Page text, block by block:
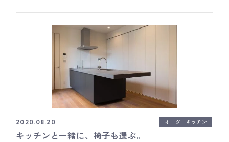
に厚みを持たせることで重厚感を出すと共に、リビングやダイニン
グから見たときに、家具として存在感が出るようにしてみました。
キッチンカウンターは、ホワイトの人工大理石をベースに、天板と
ボウルのシームレス仕様。 全体の幅をキャビネットの側板の厚み分
だけ短くして、本棚を少しだけキッチンカウンターに重ね合わせる
ことで、ナラ突板と白のエナメル塗装、2つの異なる素材どうしが、
きれいに納まります。 この「きれいに納まる」というのが、オーダ
ー家具やオーダーキッチンだけでなく、建築も含めて心地よい空間
になるとても大切なポイントの一つで、住宅設計や家具デザインの
肝でもあります。
2020.08.20 オーダーキッチン
キッチンと一緒に、椅子も選ぶ。